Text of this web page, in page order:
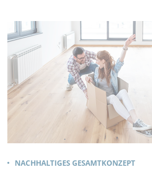
NACHHALTIGES GESAMTKONZEPT